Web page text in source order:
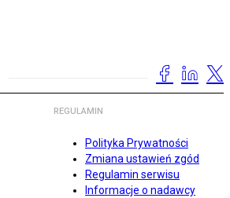
REGULAMIN
Polityka Prywatności
Zmiana ustawień zgód
Regulamin serwisu
Informacje o nadawcy